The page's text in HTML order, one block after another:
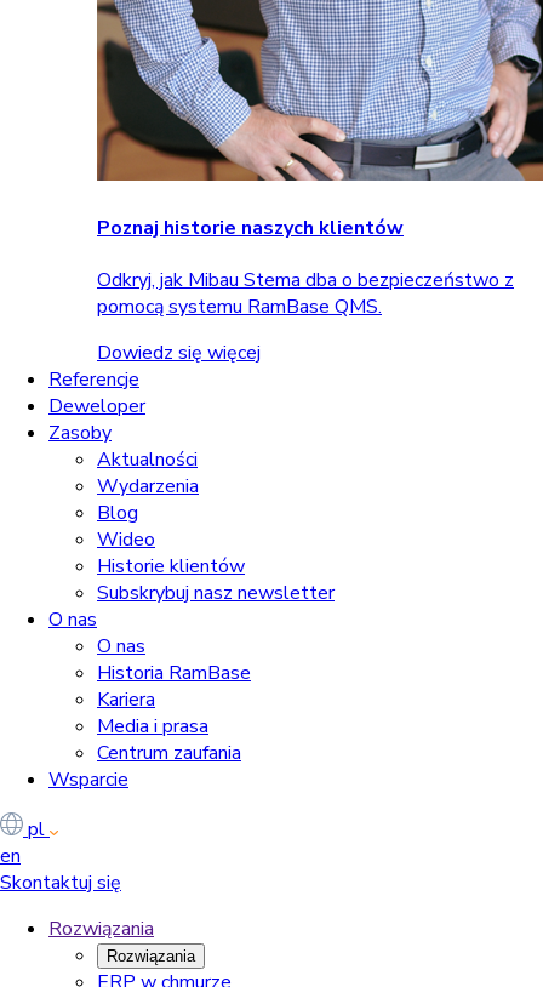
Poznaj historie naszych klientów
Odkryj, jak Mibau Stema dba o bezpieczeństwo z
pomocą systemu RamBase QMS.
Dowiedz się więcej
Referencje
Deweloper
Zasoby
Aktualności
Wydarzenia
Blog
Wideo
Historie klientów
Subskrybuj nasz newsletter
O nas
O nas
Historia RamBase
Kariera
Media i prasa
Centrum zaufania
Wsparcie
pl
en
Skontaktuj się
Rozwiązania
Rozwiązania